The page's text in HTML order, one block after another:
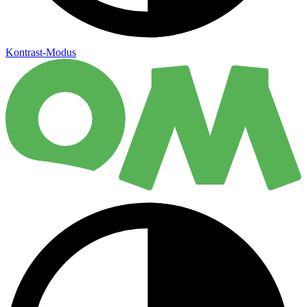
Kontrast-Modus